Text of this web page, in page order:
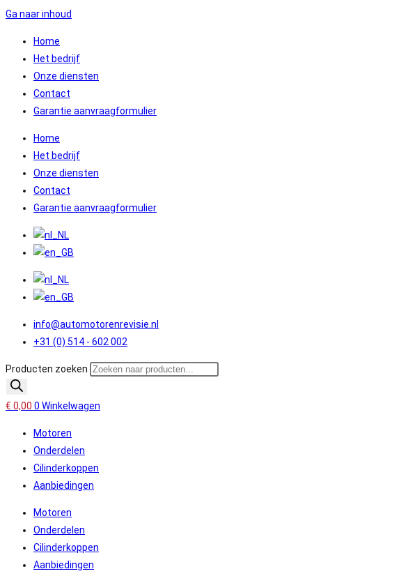
Ga naar inhoud
Home
Het bedrijf
Onze diensten
Contact
Garantie aanvraagformulier
Home
Het bedrijf
Onze diensten
Contact
Garantie aanvraagformulier
info@automotorenrevisie.nl
+31 (0) 514 - 602 002
Producten zoeken
€ 0,00 0 Winkelwagen
Motoren
Onderdelen
Cilinderkoppen
Aanbiedingen
Motoren
Onderdelen
Cilinderkoppen
Aanbiedingen